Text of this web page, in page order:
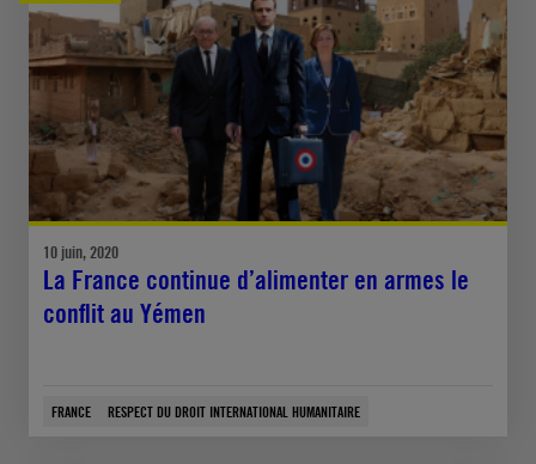
10 juin, 2020
La France continue d’alimenter en armes le
conflit au Yémen
FRANCE RESPECT DU DROIT INTERNATIONAL HUMANITAIRE